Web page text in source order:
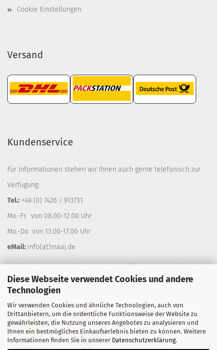
Diese Webseite verwendet Cookies und andere
Technologien
Wir verwenden Cookies und ähnliche Technologien, auch von
Drittanbietern, um die ordentliche Funktionsweise der Website zu
gewährleisten, die Nutzung unseres Angebotes zu analysieren und
Ihnen ein bestmögliches Einkaufserlebnis bieten zu können. Weitere
Informationen finden Sie in unserer Datenschutzerklärung.
Cookie Einstellungen
Versand
Kundenservice
Für Informationen stehen wir Ihnen auch gerne telefonisch zur
Verfügung:
Tel.: +49 (0) 7426 / 913731
Mo.-Fr. von 08.00-12.00 Uhr
Mo.-Do. von 13.00-17.00 Uhr
eMail: info(at)maaj.de
Sie können uns auch über unserKontaktformularkontaktieren.
Gerne rufen wir Sie auf Wunsch zurück, füllen Sie einfach unser
Call-Back-Formular